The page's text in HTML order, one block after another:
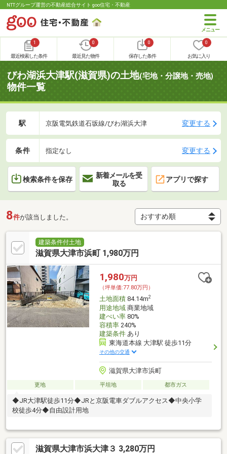
NTTグループ運営の不動産総合サイト goo住宅・不動産
1
最近検索した条件
0
最近見た物件
0
保存した条件
0
お気に入り
びわ湖浜大津駅(滋賀県)の土地(宅地・分譲地・売地)
物件一覧
駅 京阪電気鉄道石坂線/びわ湖浜大津 変更する
条件 指定なし 変更する
検索条件を保存
新着メールを受
取る
アプリで探す
8件が該当しました。
建築条件付土地
滋賀県大津市浜町 1,980万円
1,980万円
（坪単価:77.80万円）
土地面積84.14m2
用途地域商業地域
建ぺい率80%
容積率240%
建築条件あり
東海道本線 大津駅 徒歩11分
その他の交通
滋賀県大津市浜町
更地 平坦地 都市ガス
◆JR大津駅徒歩11分◆JRと京阪電車ダブルアクセス◆中央小学
校徒歩4分◆自由設計用地
滋賀県大津市浜大津３ 3,280万円